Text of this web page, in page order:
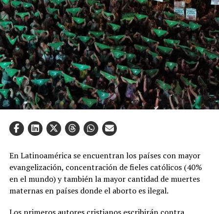
En Latinoamérica se encuentran los países con mayor
evangelización, concentración de fieles católicos (40%
en el mundo) y también la mayor cantidad de muertes
maternas en países donde el aborto es ilegal.
Los primeros autores cristianos escribirán contra